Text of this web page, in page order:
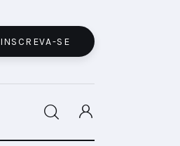
INSCREVA-SE